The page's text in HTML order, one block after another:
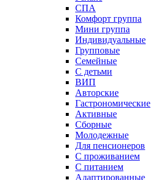
СПА
Комфорт группа
Мини группа
Индивидуальные
Групповые
Семейные
С детьми
ВИП
Авторские
Гастрономические
Активные
Сборные
Молодежные
Для пенсионеров
С проживанием
С питанием
Адаптированные